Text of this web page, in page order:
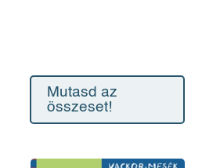
Mutasd az
összeset!